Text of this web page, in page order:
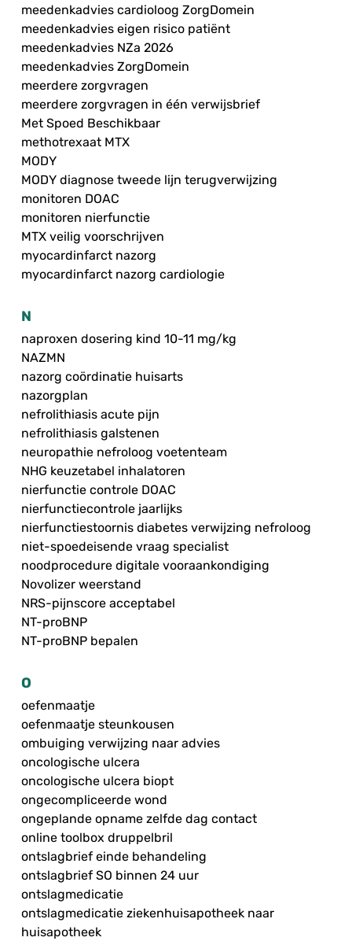
meedenkadvies cardioloog ZorgDomein
meedenkadvies eigen risico patiënt
meedenkadvies NZa 2026
meedenkadvies ZorgDomein
meerdere zorgvragen
meerdere zorgvragen in één verwijsbrief
Met Spoed Beschikbaar
methotrexaat MTX
MODY
MODY diagnose tweede lijn terugverwijzing
monitoren DOAC
monitoren nierfunctie
MTX veilig voorschrijven
myocardinfarct nazorg
myocardinfarct nazorg cardiologie
N
naproxen dosering kind 10-11 mg/kg
NAZMN
nazorg coördinatie huisarts
nazorgplan
nefrolithiasis acute pijn
nefrolithiasis galstenen
neuropathie nefroloog voetenteam
NHG keuzetabel inhalatoren
nierfunctie controle DOAC
nierfunctiecontrole jaarlijks
nierfunctiestoornis diabetes verwijzing nefroloog
niet-spoedeisende vraag specialist
noodprocedure digitale vooraankondiging
Novolizer weerstand
NRS-pijnscore acceptabel
NT-proBNP
NT-proBNP bepalen
O
oefenmaatje
oefenmaatje steunkousen
ombuiging verwijzing naar advies
oncologische ulcera
oncologische ulcera biopt
ongecompliceerde wond
ongeplande opname zelfde dag contact
online toolbox druppelbril
ontslagbrief einde behandeling
ontslagbrief SO binnen 24 uur
ontslagmedicatie
ontslagmedicatie ziekenhuisapotheek naar
huisapotheek